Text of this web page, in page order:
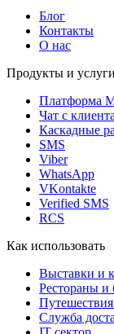
Блог
Контакты
О нас
Продукты и услуги
Платформа
Чат с
Каскадные
SMS
Viber
WhatsApp
VKontakte
Verified SMS
RCS
Как использовать
Выставки и
Рестораны и
Служба